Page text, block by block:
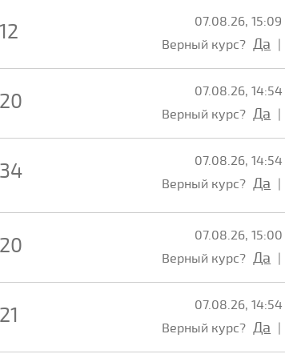
07.08.26, 15:09
Верный курс? Да
07.08.26, 14:54
Верный курс? Да
07.08.26, 14:54
Верный курс? Да
07.08.26, 15:00
Верный курс? Да
07.08.26, 14:54
Верный курс? Да